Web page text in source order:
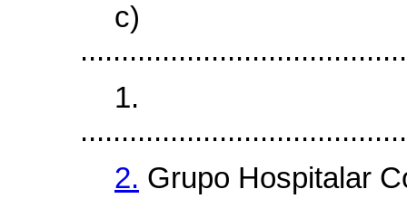
c)
1.
2. Grupo Hospitalar